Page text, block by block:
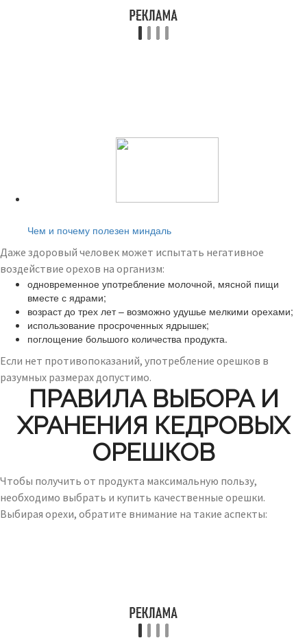
Чем и почему полезен миндаль
Даже здоровый человек может испытать негативное
воздействие орехов на организм:
одновременное употребление молочной, мясной пищи
вместе с ядрами;
возраст до трех лет – возможно удушье мелкими орехами;
использование просроченных ядрышек;
поглощение большого количества продукта.
Если нет противопоказаний, употребление орешков в
разумных размерах допустимо.
ПРАВИЛА ВЫБОРА И
ХРАНЕНИЯ КЕДРОВЫХ
ОРЕШКОВ
Чтобы получить от продукта максимальную пользу,
необходимо выбрать и купить качественные орешки.
Выбирая орехи, обратите внимание на такие аспекты: